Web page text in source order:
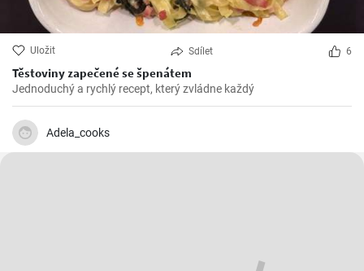
Uložit Sdílet 6
Těstoviny zapečené se špenátem
Jednoduchý a rychlý recept, který zvládne každý
Adela_cooks